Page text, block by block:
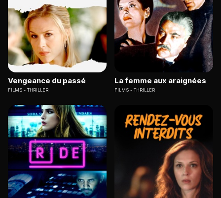
Vengeance du passé
FILMS THRILLER
La femme aux araignées
FILMS THRILLER